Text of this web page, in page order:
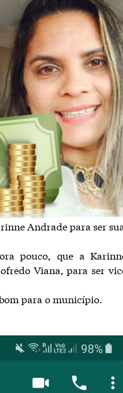
Andrade para ser
pouco, que a
Viana, para ser
para o município.